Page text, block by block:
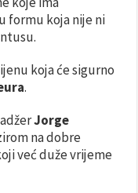
formu koja nije ni
koja će sigurno
.
Jorge
na dobre
već duže vrijeme